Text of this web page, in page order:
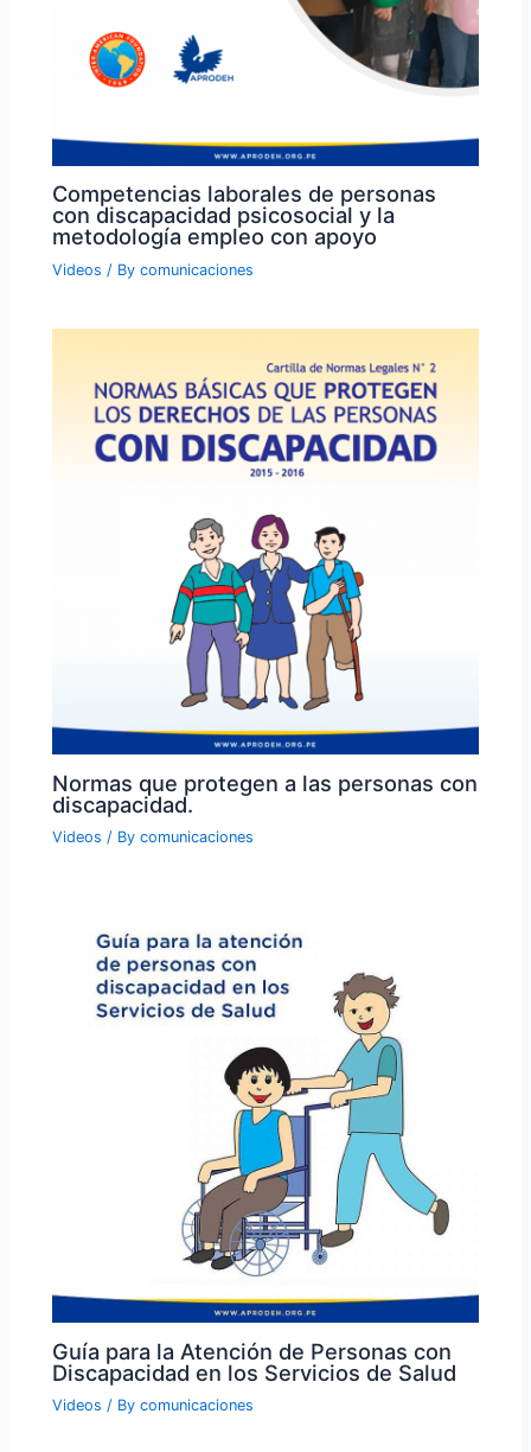
Competencias laborales de personas
con discapacidad psicosocial y la
metodología empleo con apoyo
Videos / Bycomunicaciones
Normas que protegen a las personas con
discapacidad.
Videos / Bycomunicaciones
Guía para la Atención de Personas con
Discapacidad en los Servicios de Salud
Videos / Bycomunicaciones